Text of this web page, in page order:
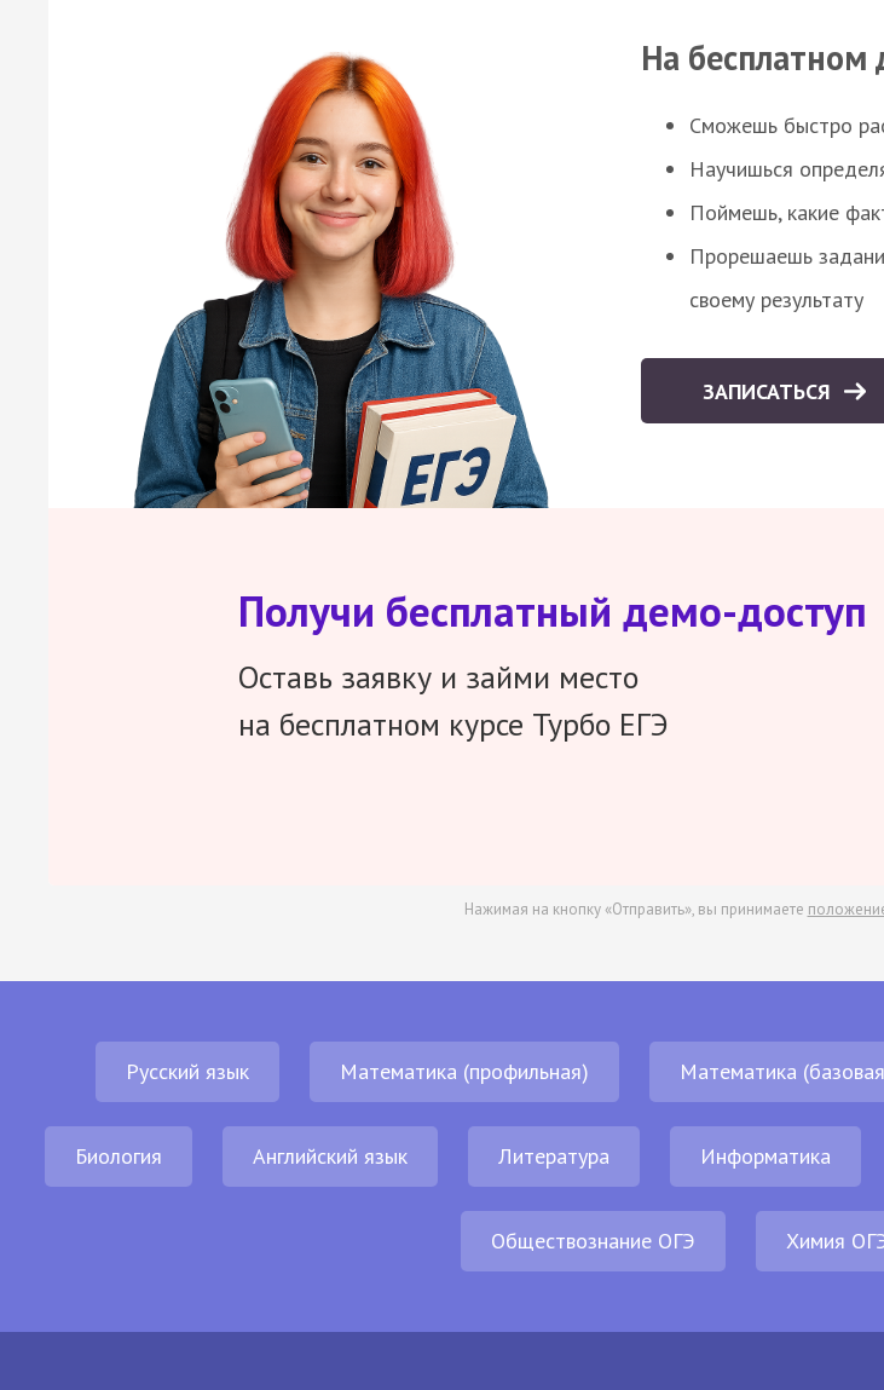
На
Сможешь быстро
Научишься
Поймешь, какие
Прорешаешь
своему результату
ЗАПИСАТЬСЯ
Получи бесплатный демо-доступ
Оставь заявку и займи место
на бесплатном курсе Турбо ЕГЭ
Нажимая на кнопку «Отправить», вы принимаете
Русский язык Математика (профильная) Математика
Биология Английский язык Литература Информатика
Обществознание ОГЭ Химия